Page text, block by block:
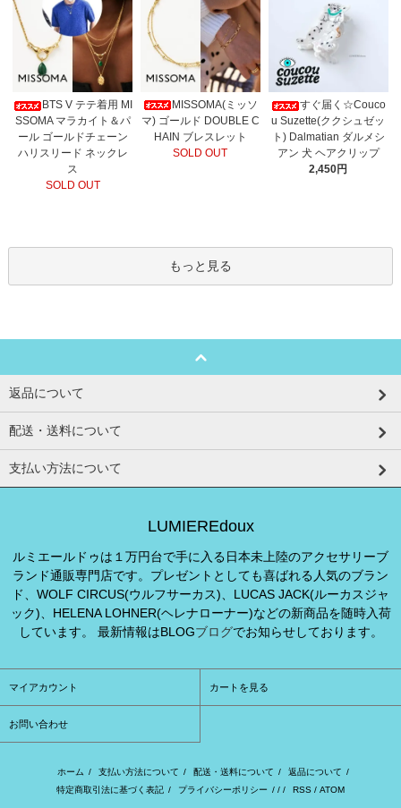
BTS V テテ着用 MI
SSOMA マラカイト＆パ
ール ゴールドチェーン
ハリスリード ネックレ
ス
SOLD OUT
MISSOMA(ミッソ
マ) ゴールド DOUBLE C
HAIN ブレスレット
SOLD OUT
すぐ届く☆Couco
u Suzette(ククシュゼッ
ト) Dalmatian ダルメシ
アン 犬 ヘアクリップ
2,450円
もっと見る
返品について
配送・送料について
支払い方法について
LUMIEREdoux
ルミエールドゥは１万円台で手に入る日本未上陸のアクセサリーブ
ランド通販専門店です。プレゼントとしても喜ばれる人気のブラン
ド、WOLF CIRCUS(ウルフサーカス)、LUCAS JACK(ルーカスジャ
ック)、HELENA LOHNER(ヘレナローナー)などの新商品を随時入荷
しています。 最新情報はBLOGブログでお知らせしております。
マイアカウント カートを見る
お問い合わせ
ホーム / 支払い方法について / 配送・送料について / 返品について /
特定商取引法に基づく表記 / プライバシーポリシー / / / RSS / ATOM